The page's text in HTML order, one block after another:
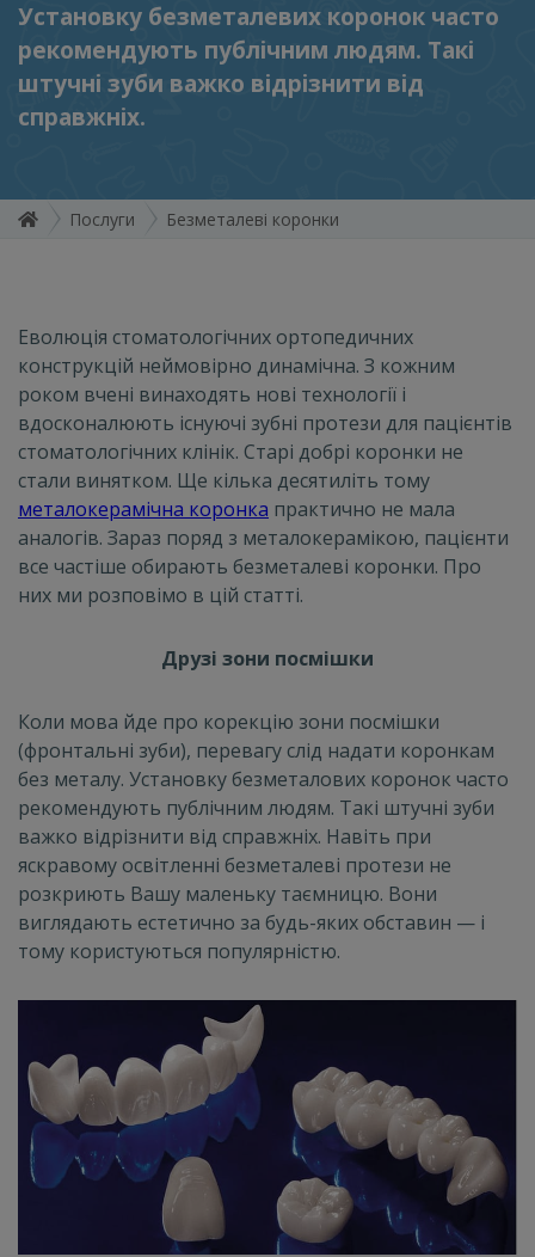
Установку безметалевих коронок часто
рекомендують публічним людям. Такі
штучні зуби важко відрізнити від
справжніх.
Послуги Безметалеві коронки
Еволюція стоматологічних ортопедичних
конструкцій неймовірно динамічна. З кожним
роком вчені винаходять нові технології і
вдосконалюють існуючі зубні протези для пацієнтів
стоматологічних клінік. Старі добрі коронки не
стали винятком. Ще кілька десятиліть тому
металокерамічна коронка практично не мала
аналогів. Зараз поряд з металокерамікою, пацієнти
все частіше обирають безметалеві коронки. Про
них ми розповімо в цій статті.
Друзі зони посмішки
Коли мова йде про корекцію зони посмішки
(фронтальні зуби), перевагу слід надати коронкам
без металу. Установку безметалових коронок часто
рекомендують публічним людям. Такі штучні зуби
важко відрізнити від справжніх. Навіть при
яскравому освітленні безметалеві протези не
розкриють Вашу маленьку таємницю. Вони
виглядають естетично за будь-яких обставин — і
тому користуються популярністю.